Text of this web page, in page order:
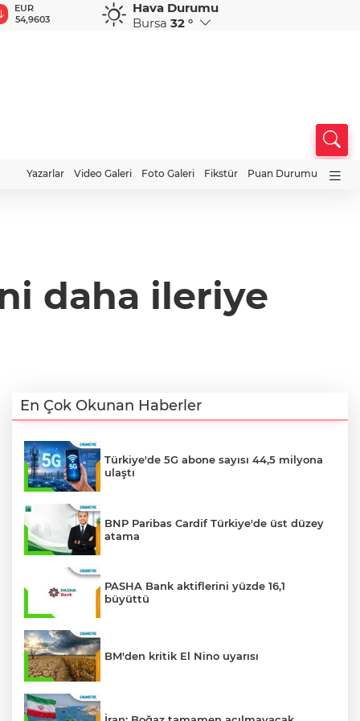
GBP
64,1957
CHF
58,6881
CAD
34,0223
Hava Durumu
Bursa 32 °
Yazarlar Video Galeri Foto Galeri Fikstür Puan Durumu
daha ileriye
En Çok Okunan Haberler
Türkiye'de 5G abone sayısı 44,5 milyona
ulaştı
BNP Paribas Cardif Türkiye'de üst düzey
atama
PASHA Bank aktiflerini yüzde 16,1
büyüttü
BM'den kritik El Nino uyarısı